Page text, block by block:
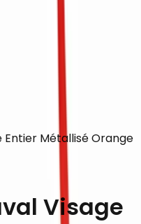
Entier Métallisé Orange
Visage